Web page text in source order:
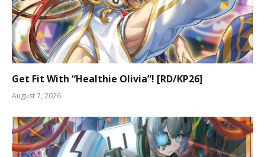
Get Fit With “Healthie Olivia”! [RD/KP26]
August 7, 2026